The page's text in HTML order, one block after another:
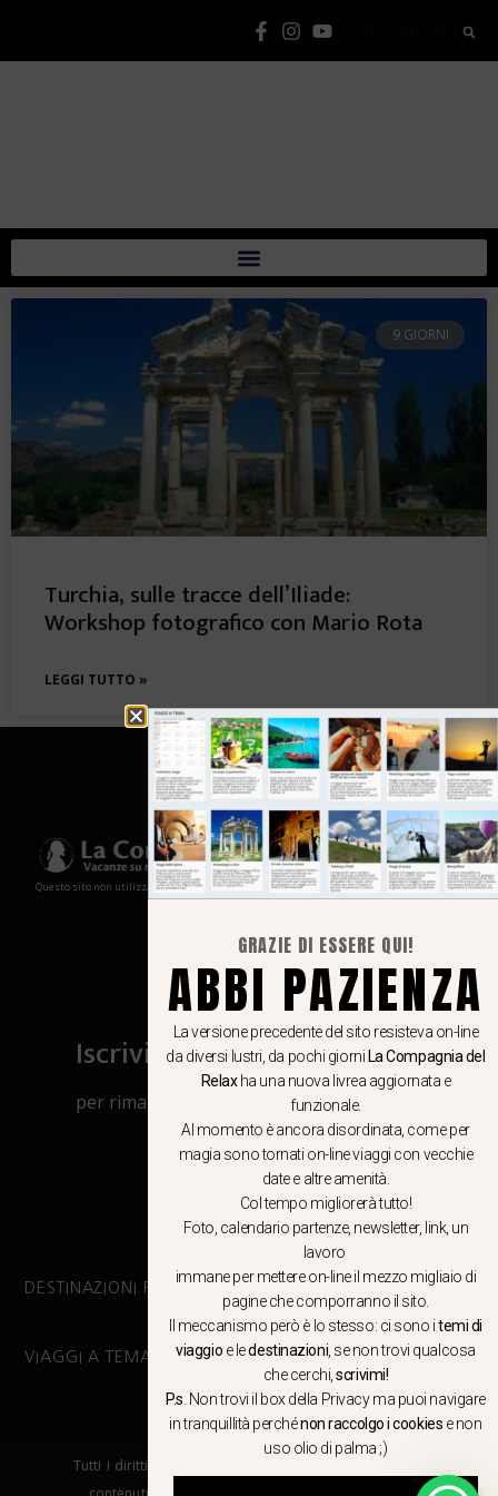
9 GIORNI
Turchia, sulle tracce dell’Iliade:
Workshop fotografico con Mario Rota
LEGGI TUTTO »
Questo sito non utilizza cookies e non memorizza in alcun modo le tue informazioni
Iscriviti al canale Whatsapp
per rimanere aggiornato su viaggi, eventi
e notizie!
CLICCA QUI
DESTINAZIONI PRINCIPALI
VIAGGI A TEMA
Tutti i diritti riservati. E’ vietata la copia e la riproduzione dei
GRAZIE DI ESSERE QUI!
ABBI PAZIENZA
La versione precedente del sito resisteva on-line
da diversi lustri, da pochi giorni La Compagnia del
Relaxha una nuova livrea aggiornata e
funzionale.
Al momento è ancora disordinata, come per
magia sono tornati on-line viaggi con vecchie
date e altre amenità.
Col tempo migliorerà tutto!
Foto, calendario partenze, newsletter, link, un
lavoro
immane per mettere on-line il mezzo migliaio di
pagine che comporranno il sito.
Il meccanismo però è lo stesso: ci sono itemi di
viaggio e ledestinazioni , se non trovi qualcosa
che cerchi,scrivimi!
P.s . Non trovi il box della Privacy ma puoi navigare
in tranquillità perchénon raccolgo i cookies e non
uso olio di palma ;)